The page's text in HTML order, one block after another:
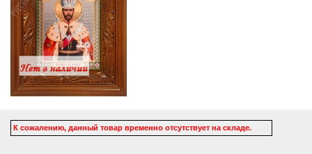
К сожалению, данный товар временно отсутствует на складе.